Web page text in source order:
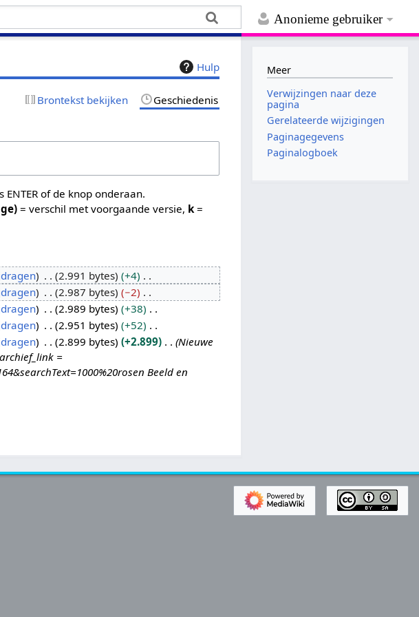
Anonieme gebruiker
Hulp
Brontekst bekijken Geschiedenis
of de knop onderaan.
= verschil met voorgaande versie, k =
2.991 bytes
+4
2.987 bytes
−2
2.989 bytes
+38
2.951 bytes
+52
2.899 bytes +2.899
Nieuwe
=
Beeld en
Meer
Verwijzingen naar deze
pagina
Gerelateerde wijzigingen
Paginagegevens
Paginalogboek